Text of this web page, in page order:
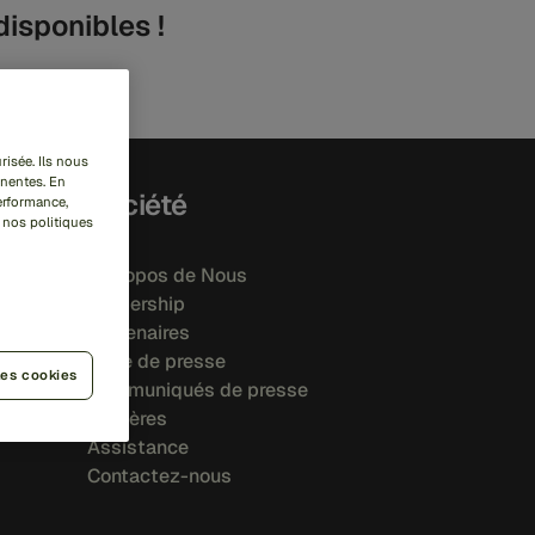
!
Société
À Propos de Nous
Leadership
Partenaires
Salle de presse
Communiqués de presse
Carrières
Assistance
Contactez-nous
Ils nous
En
nos politiques
cookies